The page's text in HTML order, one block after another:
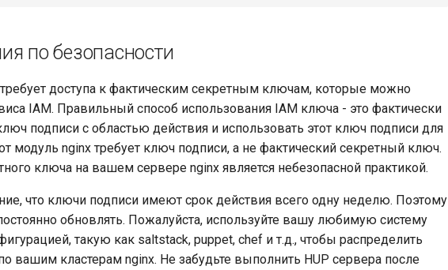
по безопасности
доступа к фактическим секретным ключам, которые можно
IAM. Правильный способ использования IAM ключа - это фактически
подписи с областью действия и использовать этот ключ подписи для
модуль nginx требует ключ подписи, а не фактический секретный ключ.
ключа на вашем сервере nginx является небезопасной практикой.
что ключи подписи имеют срок действия всего одну неделю. Поэтому
обновлять. Пожалуйста, используйте вашу любимую систему
такую как saltstack, puppet, chef и т.д., чтобы распределить
вашим кластерам nginx. Не забудьте выполнить HUP сервера после